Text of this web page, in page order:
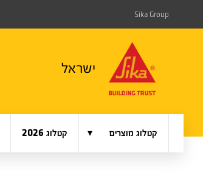
Sika Group
ישראל
קטלוג מוצרים ▾ קטלוג 2026